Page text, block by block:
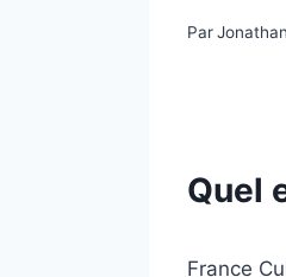
ParJonathan
Quel
France